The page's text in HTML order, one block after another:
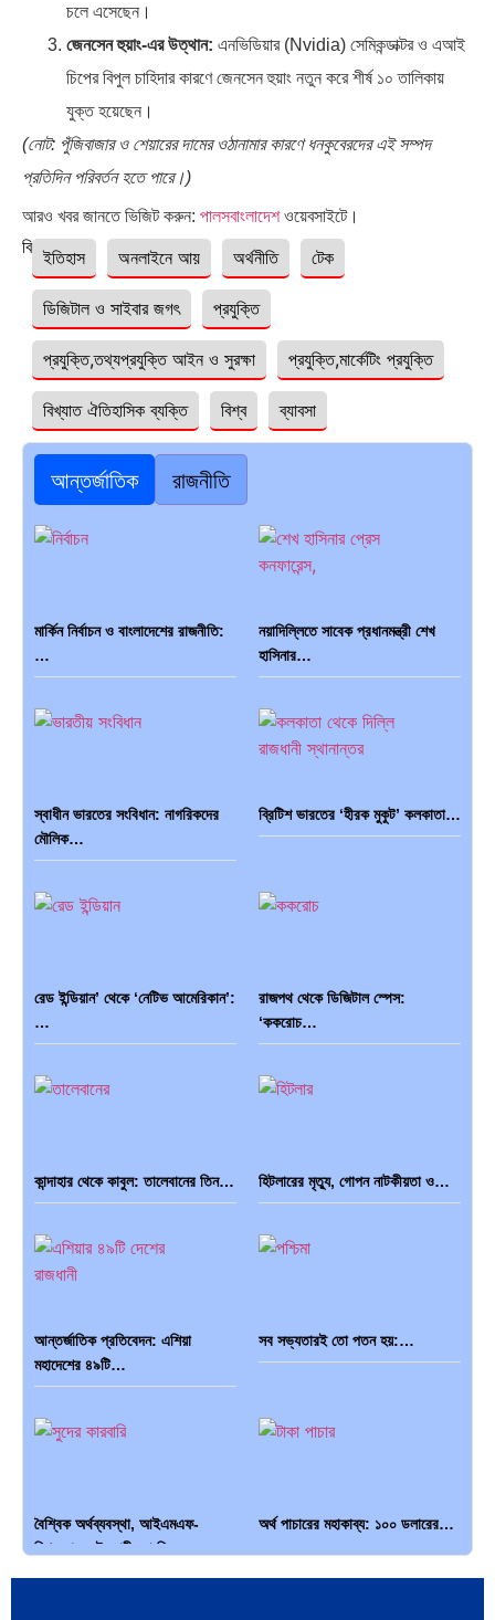
চলে এসেছেন।
জেনসেন হুয়াং-এর উত্থান: এনভিডিয়ার (Nvidia) সেমিকন্ডাক্টর ও এআই
চিপের বিপুল চাহিদার কারণে জেনসেন হুয়াং নতুন করে শীর্ষ ১০ তালিকায়
যুক্ত হয়েছেন।
(নোট: পুঁজিবাজার ও শেয়ারের দামের ওঠানামার কারণে ধনকুবেরদের এই সম্পদ
প্রতিদিন পরিবর্তন হতে পারে।)
আরও খবর জানতে ভিজিট করুন: পালসবাংলাদেশওয়েবসাইটে।
বিষয়ঃইতিহাস অনলাইনে আয় অর্থনীতি টেক
ডিজিটাল ও সাইবার জগৎ প্রযুক্তি
প্রযুক্তি,তথ্যপ্রযুক্তি আইন ও সুরক্ষা প্রযুক্তি,মার্কেটিং প্রযুক্তি
বিখ্যাত ঐতিহাসিক ব্যক্তি বিশ্ব ব্যাবসা
আন্তর্জাতিক রাজনীতি
মার্কিন নির্বাচন ও বাংলাদেশের রাজনীতি:
…
নয়াদিল্লিতে সাবেক প্রধানমন্ত্রী শেখ
হাসিনার…
স্বাধীন ভারতের সংবিধান: নাগরিকদের
মৌলিক…
ব্রিটিশ ভারতের ‘হীরক মুকুট’ কলকাতা…
রেড ইন্ডিয়ান’ থেকে ‘নেটিভ আমেরিকান’:
…
রাজপথ থেকে ডিজিটাল স্পেস:
‘ককরোচ…
কান্দাহার থেকে কাবুল: তালেবানের তিন… হিটলারের মৃত্যু, গোপন নাটকীয়তা ও…
আন্তর্জাতিক প্রতিবেদন: এশিয়া
মহাদেশের ৪৯টি…
সব সভ্যতারই তো পতন হয়:…
বৈশ্বিক অর্থব্যবস্থা, আইএমএফ-
বিশ্বব্যাংক, ইসলামী ব্যাংকিং…
অর্থ পাচারের মহাকাব্য: ১০০ ডলারের…